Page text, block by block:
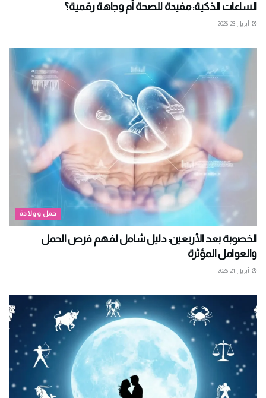
الساعات الذكية: مفيدة للصحة أم وجاهة رقمية؟
أبريل 23, 2026
حمل وولادة
الخصوبة بعد الأربعين: دليل شامل لفهم فرص الحمل
والعوامل المؤثرة
أبريل 21, 2026